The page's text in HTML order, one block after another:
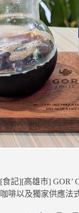
[食記][高雄市] GOR’
咖啡以及獨家供應法